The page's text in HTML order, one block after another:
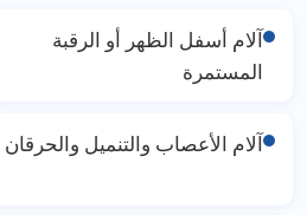
آلام أسفل الظهر أو الرقبة
المستمرة
آلام الأعصاب والتنميل والحرقان